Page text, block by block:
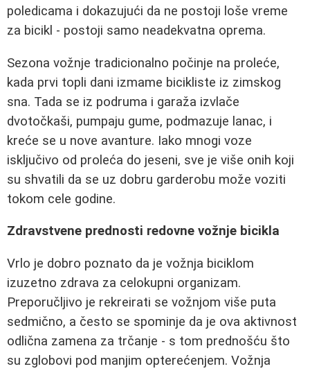
poledicama i dokazujući da ne postoji loše vreme
za bicikl - postoji samo neadekvatna oprema.
Sezona vožnje tradicionalno počinje na proleće,
kada prvi topli dani izmame bicikliste iz zimskog
sna. Tada se iz podruma i garaža izvlače
dvotočkaši, pumpaju gume, podmazuje lanac, i
kreće se u nove avanture. Iako mnogi voze
isključivo od proleća do jeseni, sve je više onih koji
su shvatili da se uz dobru garderobu može voziti
tokom cele godine.
Zdravstvene prednosti redovne vožnje bicikla
Vrlo je dobro poznato da je vožnja biciklom
izuzetno zdrava za celokupni organizam.
Preporučljivo je rekreirati se vožnjom više puta
sedmično, a često se spominje da je ova aktivnost
odlična zamena za trčanje - s tom prednošću što
su zglobovi pod manjim opterećenjem. Vožnja